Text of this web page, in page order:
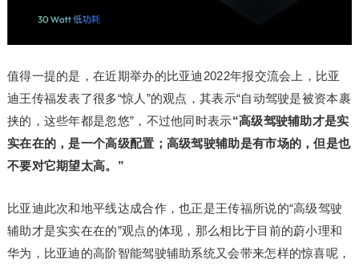
值得一提的是，在近期举办的比亚迪2022年报交流会上，比亚
迪王传福发表了很多“惊人”的观点，其表示“自动驾驶是被资本裹
挟的，这些年都是忽悠”，不过他同时表示“高级驾驶辅助才是实
实在在的，是一个高级配置；高级驾驶辅助是有市场的，但是也
不要对它期望太高。”
比亚迪此次和地平线达成合作，也正是王传福所说的“高级驾驶
辅助才是实实在在的”观点的体现，那么相比于目前的蔚小理和
华为，比亚迪的高阶智能驾驶辅助系统又会带来怎样的惊喜呢，